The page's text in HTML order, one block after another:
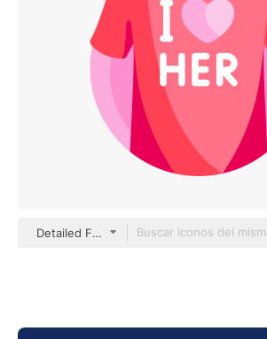
Detailed Flat Circular Flat